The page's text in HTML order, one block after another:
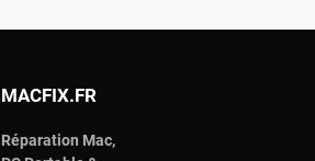
MACFIX.FR
Réparation Mac,